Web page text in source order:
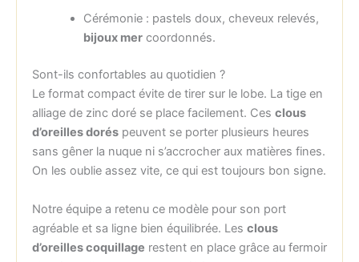
Cérémonie : pastels doux, cheveux relevés,
bijoux mercoordonnés.
Sont-ils confortables au quotidien ?
Le format compact évite de tirer sur le lobe. La tige en
alliage de zinc doré se place facilement. Ces clous
d’oreilles doréspeuvent se porter plusieurs heures
sans gêner la nuque ni s’accrocher aux matières fines.
On les oublie assez vite, ce qui est toujours bon signe.
Notre équipe a retenu ce modèle pour son port
agréable et sa ligne bien équilibrée. Les clous
d’oreilles coquillage restent en place grâce au fermoir